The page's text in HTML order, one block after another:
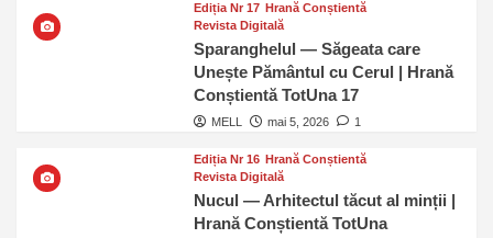
Ediția Nr 17 Hrană Conștientă
Revista Digitală
Sparanghelul — Săgeata care
Unește Pământul cu Cerul | Hrană
Conștientă TotUna 17
MELL mai 5, 2026 1
Ediția Nr 16 Hrană Conștientă
Revista Digitală
Nucul — Arhitectul tăcut al minții |
Hrană Conștientă TotUna